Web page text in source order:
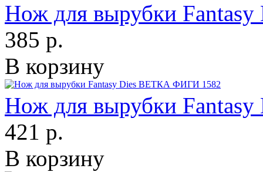
Нож для вырубки
385 р.
В корзину
Нож для вырубки
421 р.
В корзину